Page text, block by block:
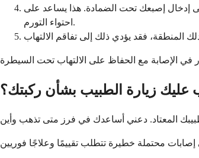
إدخال إصبعك تحت الضمادة. هذا يساعد على
احتواء التورم.
زيارة الطبيب بشأن ركبتك؟